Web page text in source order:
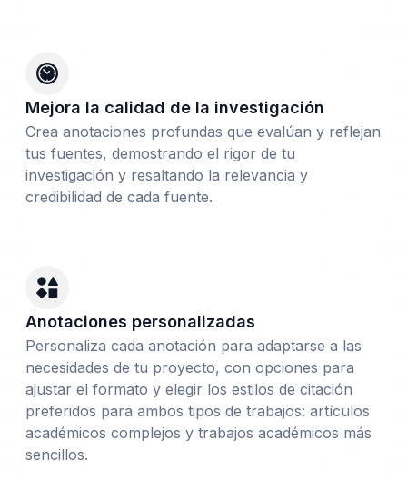
Mejora la calidad de la investigación
Crea anotaciones profundas que evalúan y reflejan
tus fuentes, demostrando el rigor de tu
investigación y resaltando la relevancia y
credibilidad de cada fuente.
Anotaciones personalizadas
Personaliza cada anotación para adaptarse a las
necesidades de tu proyecto, con opciones para
ajustar el formato y elegir los estilos de citación
preferidos para ambos tipos de trabajos: artículos
académicos complejos y trabajos académicos más
sencillos.